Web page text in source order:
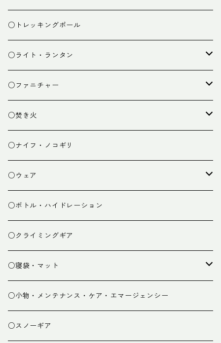
ザック小物
バーナー
カトラリー
クッキング小物
テント
タープ
ペグ・ハンマー・小物
○トレッキングポール
○ライト・ランタン
ライト
ランタン
○ファニチャー
テーブル
チェア
○焚き火
焚き火台
焚き火小物
○ナイフ・ノコギリ
○ウェア
ミドルレイヤー
ベースレイヤー
パンツ
グローブ
スパッツ・ゲイター
○ボトル・ハイドレーション
○クライミングギア
○寝袋・マット
寝袋
マット
○小物・メンテナンス・ケア・エマージェンシー
○スノーギア